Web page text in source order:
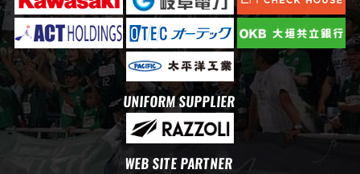
UNIFORM SUPPLIER
WEB SITE PARTNER